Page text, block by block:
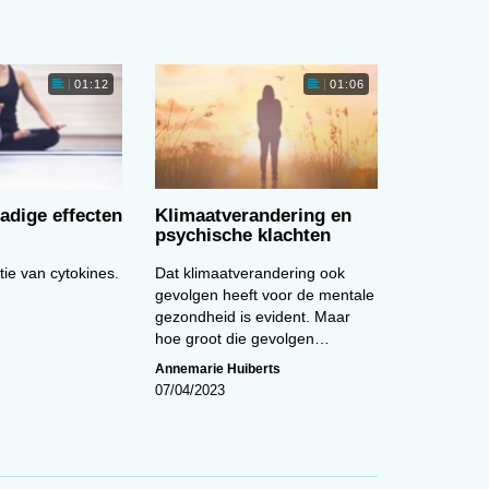
Cartoon van de maand (maart)
01:26
Spijt na transitie
01:12
effecten
van cytokines.
01:06
Klimaatverandering en
psychische klachten
Dat klimaatverandering ook
gevolgen heeft voor de mentale
gezondheid is evident. Maar
hoe groot die gevolgen…
Annemarie Huiberts
07/04/2023